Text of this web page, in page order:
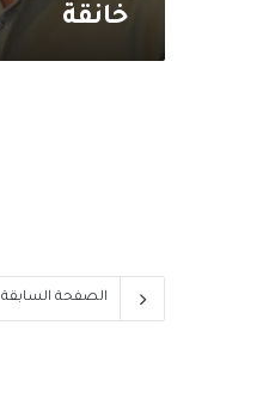
خانقة
الصفحة السابقة